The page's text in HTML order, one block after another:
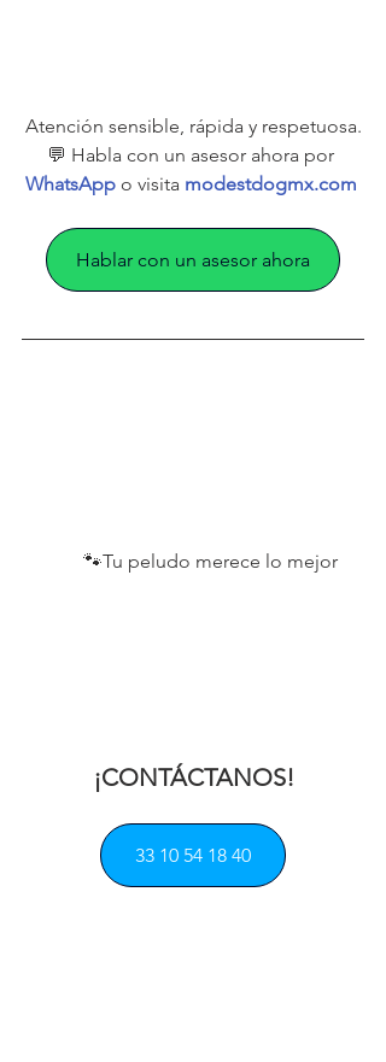
Atención sensible, rápida y respetuosa.
💬 Habla con un asesor ahora por
WhatsApp o visita modestdogmx.com
Hablar con un asesor ahora
🐾Tu peludo merece lo mejor
¡CONTÁCTANOS!
33 10 54 18 40